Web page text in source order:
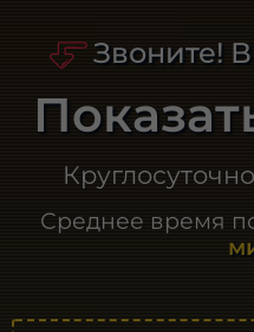
Звоните!
Среднее время